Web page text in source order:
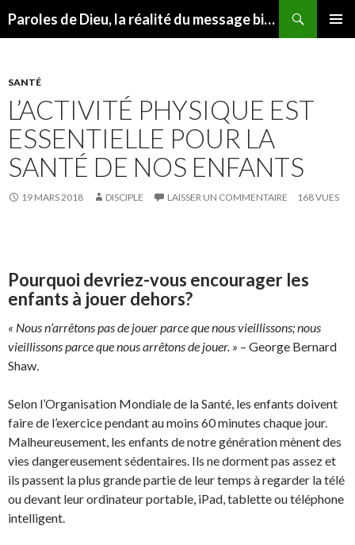
Paroles de Dieu, la réalité du message biblique
SANTÉ
L’ACTIVITÉ PHYSIQUE EST
ESSENTIELLE POUR LA
SANTÉ DE NOS ENFANTS
19 MARS 2018 DISCIPLE LAISSER UN COMMENTAIRE 168 VUES
Pourquoi devriez-vous encourager les
enfants à jouer dehors?
« Nous n’arrêtons pas de jouer parce que nous vieillissons; nous
vieillissons parce que nous arrêtons de jouer. » – George Bernard
Shaw.
Selon l’Organisation Mondiale de la Santé, les enfants doivent
faire de l’exercice pendant au moins 60 minutes chaque jour.
Malheureusement, les enfants de notre génération mènent des
vies dangereusement sédentaires. Ils ne dorment pas assez et
ils passent la plus grande partie de leur temps à regarder la télé
ou devant leur ordinateur portable, iPad, tablette ou téléphone
intelligent.